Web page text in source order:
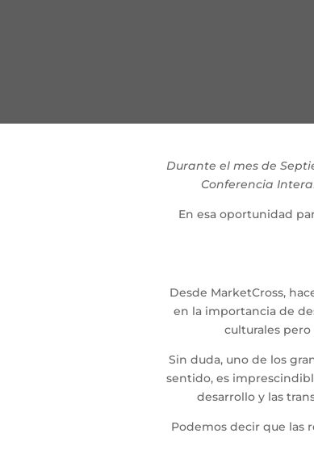
Durante el mes de
Conferencia
En esa oportunidad
Desde MarketCross,
en la importancia de
culturales
Sin duda, uno de los
sentido, es
desarrollo y las
Podemos decir que las